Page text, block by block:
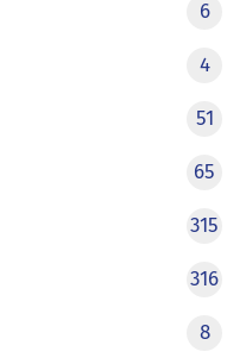
6
4
51
65
315
316
8